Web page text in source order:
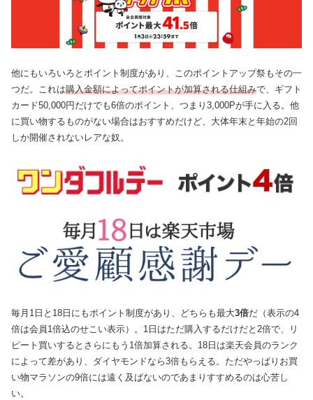
他にもいろいろとポイント制度があり、このポイントアップ祭もその一
つだ。これは購入金額によってポイントが加算される仕組みで、ギフト
カード50,000円だけでも6倍のポイント、つまり3,000Pが手に入る。他
に買い物するものがない場合はおすすめだけど、大体年末と年始の2回
しか開催されないレアな奴。
毎月1日と18日にもポイント制度があり、どちらも最大3倍だ（表示の4
倍は会員1倍込のせこい表示）。1日はただ購入するだけだと2倍で、リ
ピート買いするとさらにもう1倍加算される。18日は楽天会員のランク
によって差があり、ダイヤモンドなら3倍もらえる。ただやっぱりお買
い物マラソンの9倍には遠く及ばないのであまりすすめるのは心苦し
い。